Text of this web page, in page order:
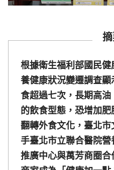
根據衛生福利部國民
養健康狀況變遷調查
食超過七次，長期高
的飲食型態，恐增加
翻轉外食文化，臺北
手臺北市立聯合醫院
推廣中心與萬芳商圈